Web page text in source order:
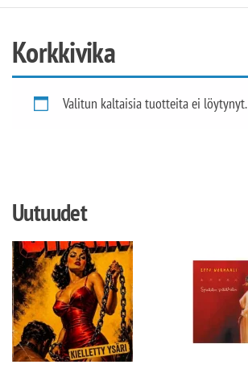
Korkkivika
Valitun kaltaisia tuotteita ei löytynyt.
Uutuudet